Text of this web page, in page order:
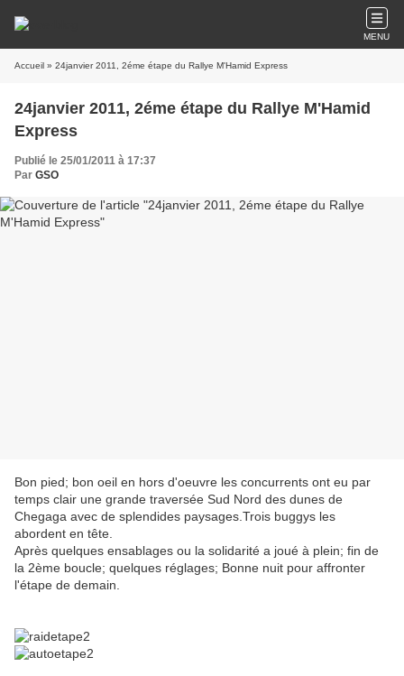
MENU
Accueil » 24janvier 2011, 2éme étape du Rallye M'Hamid Express
24janvier 2011, 2éme étape du Rallye M'Hamid
Express
Publié le 25/01/2011 à 17:37
Par GSO
Bon pied; bon oeil en hors d'oeuvre les concurrents ont eu par
temps clair une grande traversée Sud Nord des dunes de
Chegaga avec de splendides paysages.Trois buggys les
abordent en tête.
Après quelques ensablages ou la solidarité a joué à plein; fin de
la 2ème boucle; quelques réglages; Bonne nuit pour affronter
l'étape de demain.